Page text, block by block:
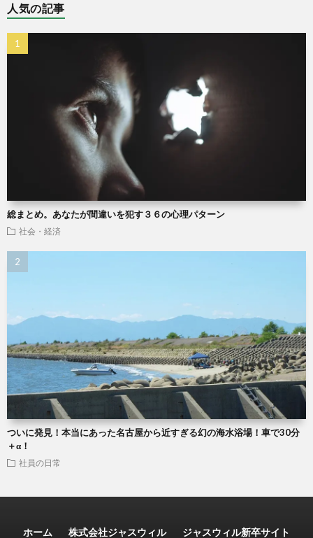
人気の記事
総まとめ。あなたが間違いを犯す３６の心理パターン
社会・経済
ついに発見！本当にあった名古屋から近すぎる幻の海水浴場！車で30分
＋α！
社員の日常
ホーム 株式会社ジャスウィル ジャスウィル新卒サイト